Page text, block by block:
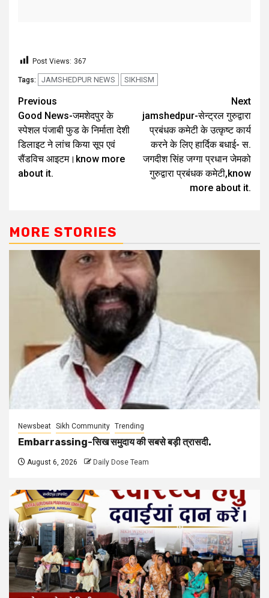
Post Views: 367
Tags: JAMSHEDPUR NEWS SIKHISM
Previous
Good News-जमशेदपुर के
स्पेशल पंजाबी फुड के निर्माता देशी
डिलाइट ने लांच किया सूप एवं
सैंडविच आइटम।know more
about it.
Next
jamshedpur-सेन्ट्रल गुरुद्वारा
प्रबंधक कमेटी के उत्कृष्ट कार्य
करने के लिए हार्दिक बधाई- स.
जगदीश सिंह जग्गा प्रधान जेमको
गुरुद्वारा प्रबंधक कमेटी,know
more about it.
MORE STORIES
Newsbeat Sikh Community Trending
Embarrassing-सिख समुदाय की सबसे बड़ी त्रासदी.
August 6, 2026 Daily Dose Team